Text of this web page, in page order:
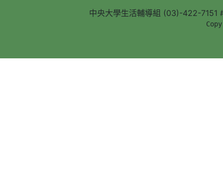
中央大學生活輔導組 (03)-422-7151